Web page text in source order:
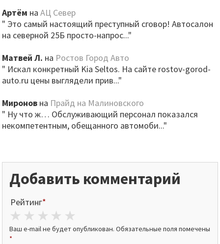
Артём наАЦ Север
" Это самый настоящий преступный сговор! Автосалон
на северной 25Б просто-напрос..."
Матвей Л. на Ростов Город Авто
" Искал конкретный Kia Seltos. На сайте rostov-gorod-
auto.ru цены выглядели прив..."
Миронов на Прайд на Малиновского
" Ну что ж… Обслуживающий персонал показался
некомпетентным, обещанного автомоби..."
Добавить комментарий
Рейтинг*
4 stars
3 stars
2 stars
1 star
Ваш e-mail не будет опубликован. Обязательные поля помечены
*